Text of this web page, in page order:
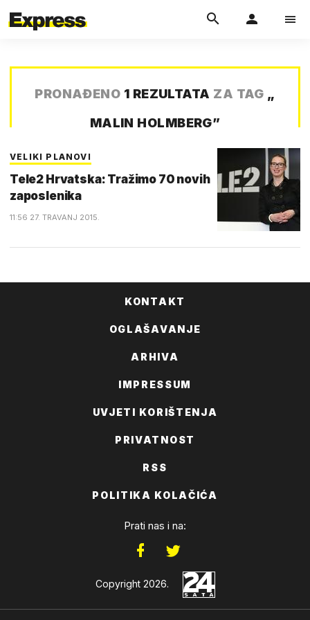
PRONAĐENO 1 REZULTATA ZA TAG „
MALIN HOLMBERG”
VELIKI PLANOVI
Tele2 Hrvatska: Tražimo 70 novih
zaposlenika
11:56 27. TRAVANJ 2015.
KONTAKT
OGLAŠAVANJE
ARHIVA
IMPRESSUM
UVJETI KORIŠTENJA
PRIVATNOST
RSS
POLITIKA KOLAČIĆA
Prati nas i na:
Copyright 2026.